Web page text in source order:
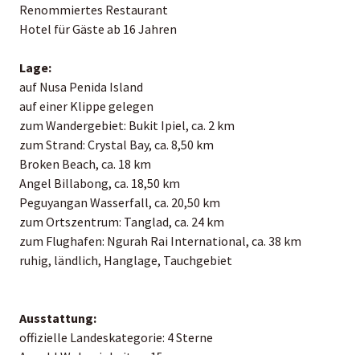
Renommiertes Restaurant
Hotel für Gäste ab 16 Jahren
Lage:
auf Nusa Penida Island
auf einer Klippe gelegen
zum Wandergebiet: Bukit Ipiel, ca. 2 km
zum Strand: Crystal Bay, ca. 8,50 km
Broken Beach, ca. 18 km
Angel Billabong, ca. 18,50 km
Peguyangan Wasserfall, ca. 20,50 km
zum Ortszentrum: Tanglad, ca. 24 km
zum Flughafen: Ngurah Rai International, ca. 38 km
ruhig, ländlich, Hanglage, Tauchgebiet
Ausstattung:
offizielle Landeskategorie: 4 Sterne